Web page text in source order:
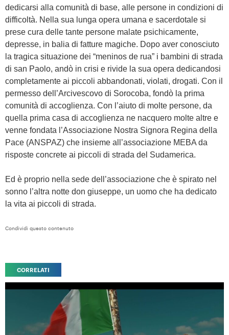
dedicarsi alla comunità di base, alle persone in condizioni di
difficoltà. Nella sua lunga opera umana e sacerdotale si
prese cura delle tante persone malate psichicamente,
depresse, in balia di fatture magiche. Dopo aver conosciuto
la tragica situazione dei “meninos de rua” i bambini di strada
di san Paolo, andò in crisi e rivide la sua opera dedicandosi
completamente ai piccoli abbandonati, violati, drogati. Con il
permesso dell’Arcivescovo di Sorocoba, fondò la prima
comunità di accoglienza. Con l’aiuto di molte persone, da
quella prima casa di accoglienza ne nacquero molte altre e
venne fondata l’Associazione Nostra Signora Regina della
Pace (ANSPAZ) che insieme all’associazione MEBA da
risposte concrete ai piccoli di strada del Sudamerica.
Ed è proprio nella sede dell’associazione che è spirato nel
sonno l’altra notte don giuseppe, un uomo che ha dedicato
la vita ai piccoli di strada.
Condividi questo contenuto
CORRELATI